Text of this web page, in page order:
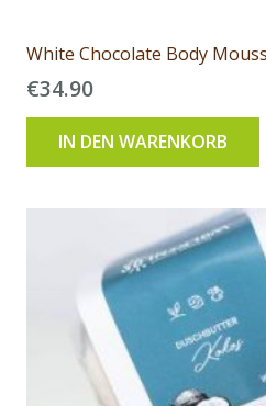
White Chocolate Body
€34.90
IN DEN WARENKORB